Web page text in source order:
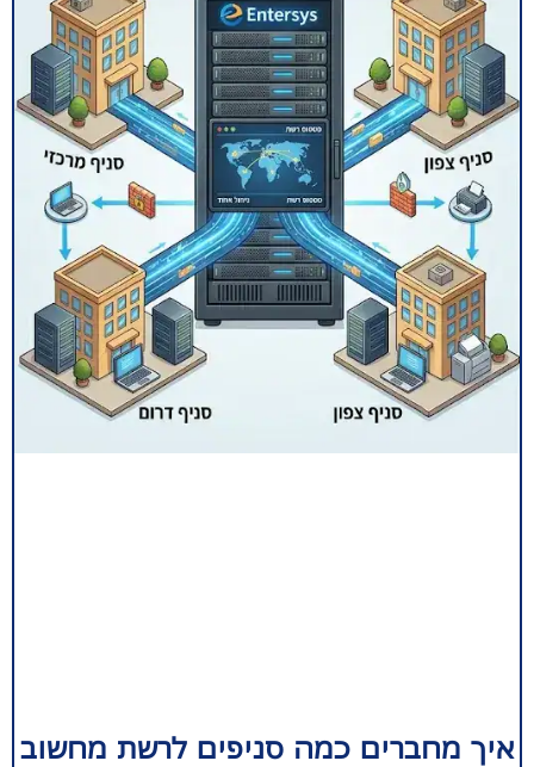
איך מחברים כמה סניפים לרשת מחשוב